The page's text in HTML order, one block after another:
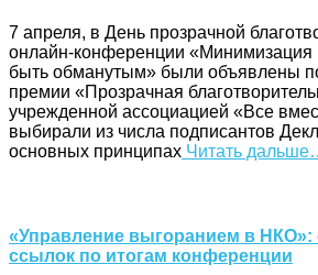
7 апреля, в День прозрачной
онлайн-конференции «Минимизация
быть обманутым» были объявлены
премии «Прозрачная
учрежденной ассоциацией «Все
выбирали из числа подписантов
основных принципах Читать
«Управление выгоранием в НКО»:
ссылок по итогам конференции